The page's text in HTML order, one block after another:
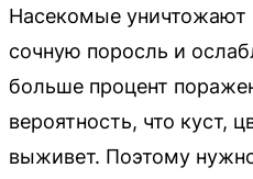
Насекомые
сочную поросль и
больше процент
вероятность, что куст,
выживет. Поэтому